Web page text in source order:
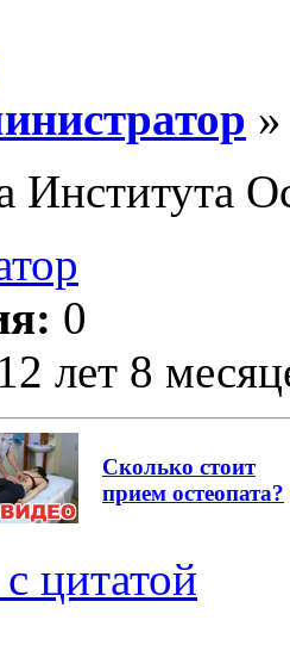
Института
0
12 лет 8
Сколько стоит
прием остеопата?
цитатой